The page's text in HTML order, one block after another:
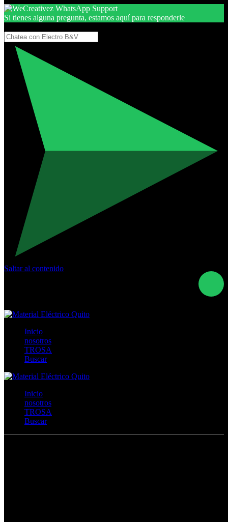
Si tienes alguna pregunta, estamos aquí para responderle
Saltar al contenido
Inicio
nosotros
TROSA
Buscar
Inicio
nosotros
TROSA
Buscar